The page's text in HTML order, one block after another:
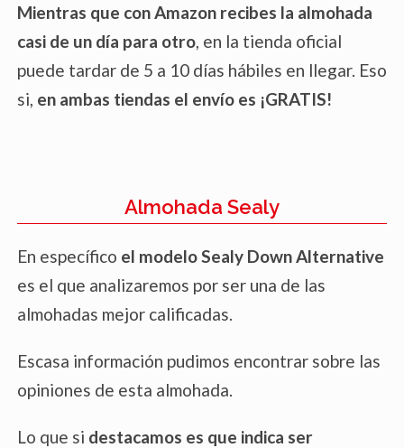
Mientras que con Amazon recibes la almohada
casi de un día para otro, en la tienda oficial
puede tardar de 5 a 10 días hábiles en llegar. Eso
si, en ambas tiendas el envío es ¡GRATIS!
Almohada Sealy
En específico el modelo Sealy Down Alternative
es el que analizaremos por ser una de las
almohadas mejor calificadas.
Escasa información pudimos encontrar sobre las
opiniones de esta almohada.
Lo que si destacamos es que indica ser